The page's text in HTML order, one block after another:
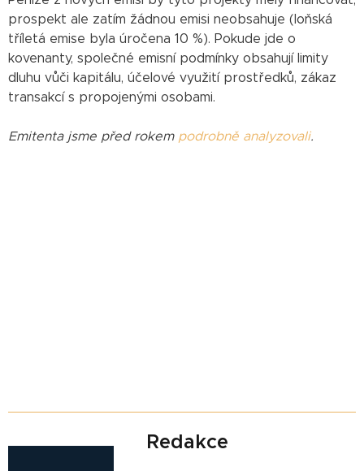
prospekt ale zatím žádnou emisi neobsahuje (loňská
tříletá emise byla úročena 10 %). Pokude jde o
kovenanty, společné emisní podmínky obsahují limity
dluhu vůči kapitálu, účelové využití prostředků, zákaz
transakcí s propojenými osobami.
Emitenta jsme před rokem podrobně analyzovali.
Redakce